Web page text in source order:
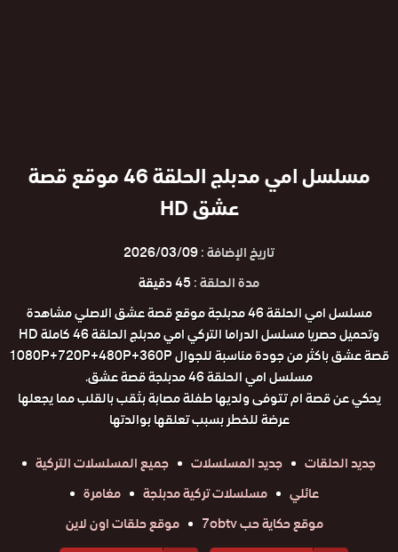
مسلسل امي مدبلج الحلقة 46 موقع قصة
عشق HD
تاريخ الإضافة :2026/03/09
مدة الحلقة :45 دقيقة
مسلسل امي الحلقة 46 مدبلجة موقع قصة عشق الاصلي مشاهدة
وتحميل حصريا مسلسل الدراما التركي امي مدبلج الحلقة 46 كاملة HD
قصة عشق باكثر من جودة مناسبة للجوال 1080P+720P+480P+360P
مسلسل امي الحلقة 46 مدبلجة قصة عشق.
يحكي عن قصة ام تتوفى ولديها طفلة مصابة بثقب بالقلب مما يجعلها
عرضة للخطر بسبب تعلقها بوالدتها
جديد الحلقات
جديد المسلسلات
جميع المسلسلات التركية
عائلي
مسلسلات تركية مدبلجة
مغامرة
موقع حكاية حب 7obtv
موقع حلقات اون لاين